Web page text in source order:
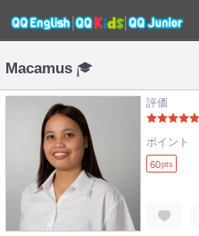
Macamus
評価
ポイント
60pts